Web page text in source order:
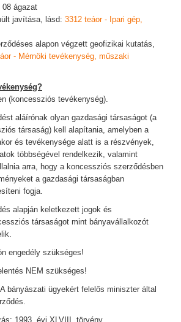
08 ágazat
javítása, lásd: 3312 teáor - Ipari gép,
alapon végzett geofizikai kutatás,
- Mérnöki tevékenység, műszaki
(koncessziós tevékenység).
aláírónak olyan gazdasági társaságot (a
társaság) kell alapítania, amelyben a
és tevékenysége alatt is a részvények,
többségével rendelkezik, valamint
arra, hogy a koncessziós szerződésben
a gazdasági társaságban
fogja.
alapján keletkezett jogok és
társaságot mint bányavállalkozót
engedély szükséges!
NEM szükséges!
bányászati ügyekért felelős miniszter által
1993. évi XLVIII. törvény